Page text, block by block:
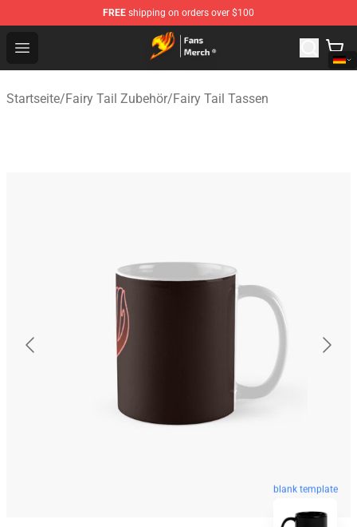
FREE shipping on orders over $100
Open menu
Fairy Tail Store - Official Fairy Tail Merchandise Shop
Startseite/Fairy Tail Zubehör/Fairy Tail Tassen
blank template